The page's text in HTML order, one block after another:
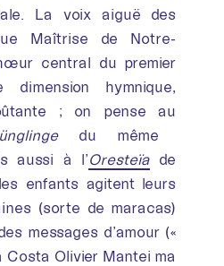
La voix aiguë des
Maîtrise de Notre-
central du premier
hymnique,
; on pense au
du même
aussi à l’Oresteïade
enfants agitent leurs
(sorte de maracas)
messages d’amour («
Costa Olivier Mantei ma